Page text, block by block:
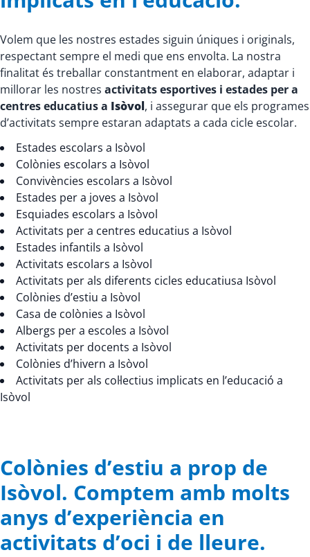
Volem que les nostres estades siguin úniques i originals,
respectant sempre el medi que ens envolta. La nostra
finalitat és treballar constantment en elaborar, adaptar i
millorar les nostres activitats esportives i estades per a
centres educatius a Isòvol, i assegurar que els programes
d’activitats sempre estaran adaptats a cada cicle escolar.
Estades escolars a Isòvol
Colònies escolars a Isòvol
Convivències escolars a Isòvol
Estades per a joves a Isòvol
Esquiades escolars a Isòvol
Activitats per a centres educatius a Isòvol
Estades infantils a Isòvol
Activitats escolars a Isòvol
Activitats per als diferents cicles educatiusa Isòvol
Colònies d’estiu a Isòvol
Casa de colònies a Isòvol
Albergs per a escoles a Isòvol
Activitats per docents a Isòvol
Colònies d’hivern a Isòvol
Activitats per als col·lectius implicats en l’educació a
Isòvol
Colònies d’estiu a prop de
Isòvol. Comptem amb molts
anys d’experiència en
activitats d’oci i de lleure.